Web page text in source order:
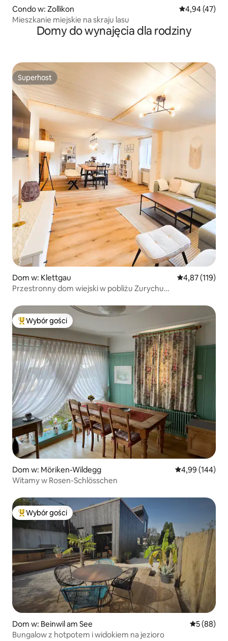
Condo w: Zollikon Średnia
4,94 (47)
Mieszkanie miejskie na skraju lasu
Domy do wynajęcia dla rodziny
Superhost
Superhost
Dom w: Klettgau Średnia
4,87 (119)
Przestronny dom wiejski w pobliżu Zurychu
Najpopularniejsze z kategorii Wybór gości
Wybór gości
Dom w: Möriken-Wildegg Średnia
4,99 (144)
Witamy w Rosen-Schlösschen
Najpopularniejsze z kategorii Wybór gości
Wybór gości
Dom w: Beinwil am See Średnia
5 (88)
Bungalow z hotpotem i widokiem na jezioro